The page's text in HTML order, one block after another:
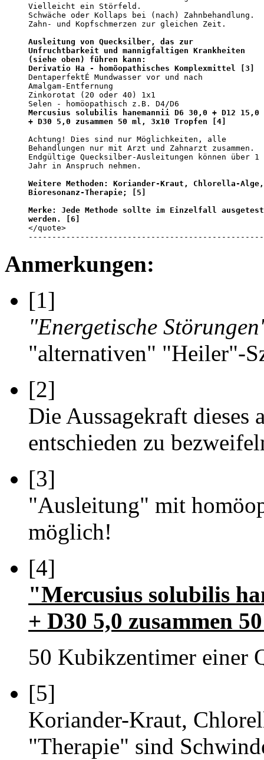
Vielleicht ein Störfeld.
Schwäche oder Kollaps bei (nach) Zahnbehandlung.
Zahn- und Kopfschmerzen zur gleichen Zeit.
Ausleitung von Quecksilber, das zur
Unfruchtbarkeit und mannigfaltigen Krankheiten
(siehe oben) führen kann:
Derivatio Ha - homöopathisches Komplexmittel [3]
DentaperfektÉ Mundwasser vor und nach
Amalgam-Entfernung
Zinkorotat (20 oder 40) 1x1
Mercusius solubilis hanemannii D6 30,0 + D12 15,0
+ D30 5,0 zusammen 50 ml, 3x10 Tropfen [4]
Achtung! Dies sind nur Möglichkeiten, alle
Behandlungen nur mit Arzt und Zahnarzt zusammen.
Endgültige Quecksilber-Ausleitungen können über 1
Jahr in Anspruch nehmen.
Weitere Methoden: Koriander-Kraut, Chlorella-Alge,
Bioresonanz-Therapie; [5]
Merke: Jede Methode sollte im Einzelfall
werden. [6]
</quote>
Anmerkungen:
[1]
"Energetische
"alternativen" "Heiler"-
[2]
Die Aussagekraft dieses
entschieden zu
[3]
"Ausleitung" mit
möglich!
[4]
"Mercusius solubilis
+ D30 5,0 zusammen
50 Kubikzentimer einer
[5]
Koriander-Kraut,
"Therapie" sind